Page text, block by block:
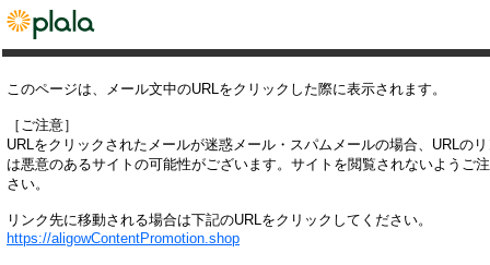
このページは、メール文中のURLをクリックした際に表示されます。
［ご注意］
URLをクリックされたメールが迷惑メール・スパムメールの場合、URLの
は悪意のあるサイトの可能性がございます。サイトを閲覧されないようご
さい。
リンク先に移動される場合は下記のURLをクリックしてください。
https://aligowContentPromotion.shop